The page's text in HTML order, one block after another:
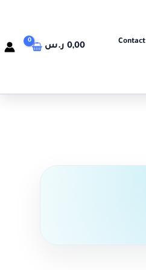
Contact
0,00 ر.س